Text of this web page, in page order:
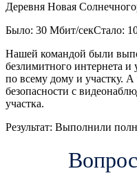
Деревня Новая
Было: 30 Мбит/секСтало:
Нашей командой были
безлимитного интернета
по всему дому и участку.
безопасности с
участка.
Результат: Выполнили